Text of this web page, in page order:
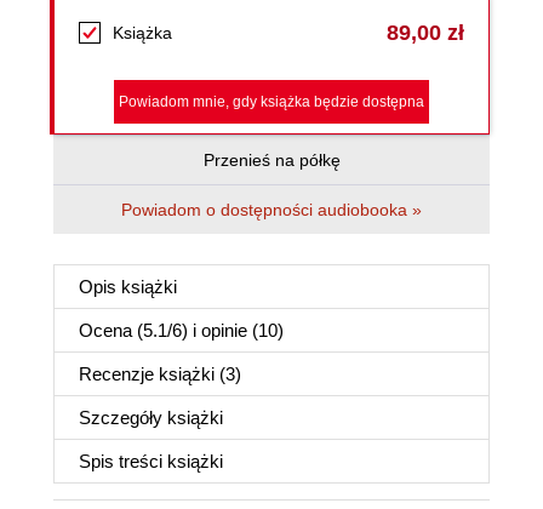
Książka 89,00 zł
Powiadom mnie, gdy książka będzie dostępna
Przenieś na półkę
Powiadom o dostępności audiobooka »
Opis książki
Ocena (5.1/6) i opinie (10)
Recenzje książki (3)
Szczegóły książki
Spis treści książki